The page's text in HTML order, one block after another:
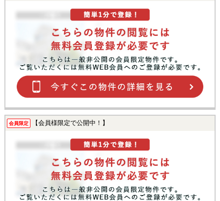
会員限定 【会員様限定で公開中！】